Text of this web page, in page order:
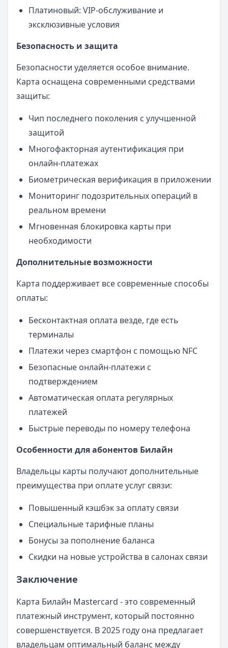
Платиновый: VIP-обслуживание и
эксклюзивные условия
Безопасность и защита
Безопасности уделяется особое внимание.
Карта оснащена современными средствами
защиты:
Чип последнего поколения с улучшенной
защитой
Многофакторная аутентификация при
онлайн-платежах
Биометрическая верификация в приложении
Мониторинг подозрительных операций в
реальном времени
Мгновенная блокировка карты при
необходимости
Дополнительные возможности
Карта поддерживает все современные способы
оплаты:
Бесконтактная оплата везде, где есть
терминалы
Платежи через смартфон с помощью NFC
Безопасные онлайн-платежи с
подтверждением
Автоматическая оплата регулярных
платежей
Быстрые переводы по номеру телефона
Особенности для абонентов Билайн
Владельцы карты получают дополнительные
преимущества при оплате услуг связи:
Повышенный кэшбэк за оплату связи
Специальные тарифные планы
Бонусы за пополнение баланса
Скидки на новые устройства в салонах связи
Заключение
Карта Билайн Mastercard - это современный
платежный инструмент, который постоянно
совершенствуется. В 2025 году она предлагает
владельцам оптимальный баланс между